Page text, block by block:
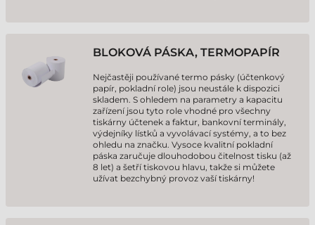
BLOKOVÁ PÁSKA, TERMOPAPÍR
Nejčastěji používané termo pásky (účtenkový
papír, pokladní role) jsou neustále k dispozici
skladem. S ohledem na parametry a kapacitu
zařízení jsou tyto role vhodné pro všechny
tiskárny účtenek a faktur, bankovní terminály,
výdejníky lístků a vyvolávací systémy, a to bez
ohledu na značku. Vysoce kvalitní pokladní
páska zaručuje dlouhodobou čitelnost tisku (až
8 let) a šetří tiskovou hlavu, takže si můžete
užívat bezchybný provoz vaší tiskárny!